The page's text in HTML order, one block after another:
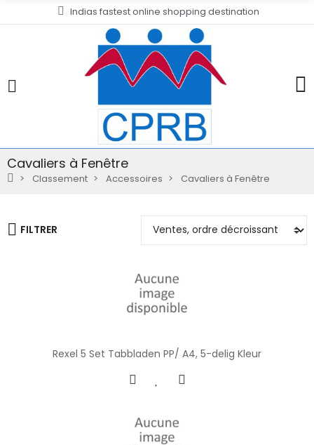
Indias fastest online shopping destination
Cavaliers à Fenêtre
Classement Accessoires Cavaliers à Fenêtre
FILTRER
Rexel 5 Set Tabbladen PP/ A4, 5-delig Kleur